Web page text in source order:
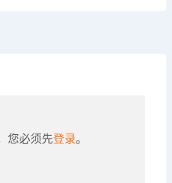
您必须先登录。